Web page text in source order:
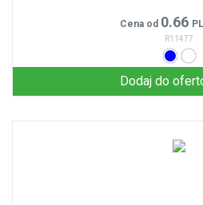
Cena od 0.66
R11477
Dodaj do